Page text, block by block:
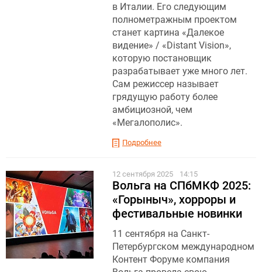
в Италии. Его следующим
полнометражным проектом
станет картина «Далекое
видение» / «Distant Vision»,
которую постановщик
разрабатывает уже много лет.
Сам режиссер называет
грядущую работу более
амбициозной, чем
«Мегалополис».
Подробнее
12 сентября 2025 14:15
Вольга на СПбМКФ 2025:
«Горыныч», хорроры и
фестивальные новинки
11 сентября на Санкт-
Петербургском международном
Контент Форуме компания